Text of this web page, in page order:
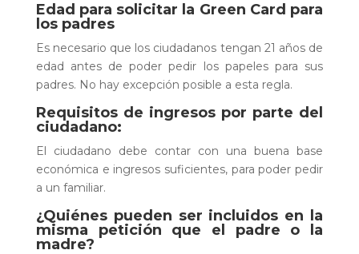
Edad para solicitar la Green Card para
los padres
Es necesario que los ciudadanos tengan 21 años de
edad antes de poder pedir los papeles para sus
padres. No hay excepción posible a esta regla.
Requisitos de ingresos por parte del
ciudadano:
El ciudadano debe contar con una buena base
económica e ingresos suficientes, para poder pedir
a un familiar.
¿Quiénes pueden ser incluidos en la
misma petición que el padre o la
madre?